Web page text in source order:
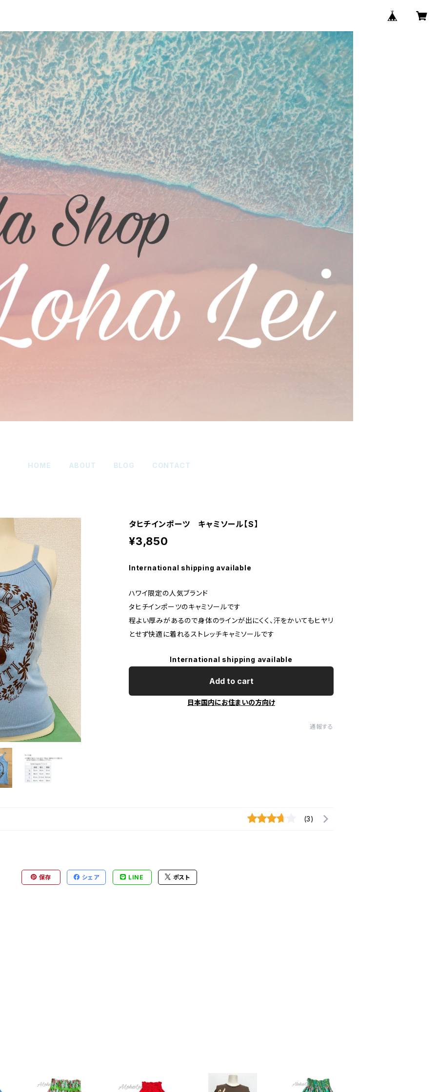
HOME ABOUT BLOG CONTACT
タヒチインポーツ キャミソール【S】
¥3,850
International shipping available
ハワイ限定の人気ブランド
タヒチインポーツのキャミソールです
程よい厚みがあるので身体のラインが出にくく、汗をかいてもヒヤリ
とせず快適に着れるストレッチキャミソールです
International shipping available
Add to cart
日本国内にお住まいの方向け
通報する
(3)
保存 シェア LINE ポスト